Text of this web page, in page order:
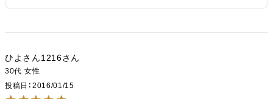
ひよさん1216
30代 女性
投稿日
2016/01/15